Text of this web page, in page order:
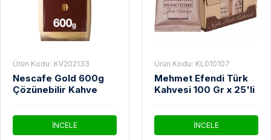
Ürün Kodu: KV202133
Nescafe Gold 600g
Çözünebilir Kahve
İNCELE
Ürün Kodu: KL010107
Mehmet Efendi Türk
Kahvesi 100 Gr x 25'li
İNCELE